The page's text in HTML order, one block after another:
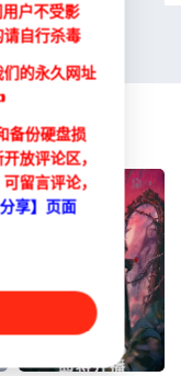
户不受影
自行杀毒
的永久网址
备份硬盘损
放评论区，
留言评论，
享】页面